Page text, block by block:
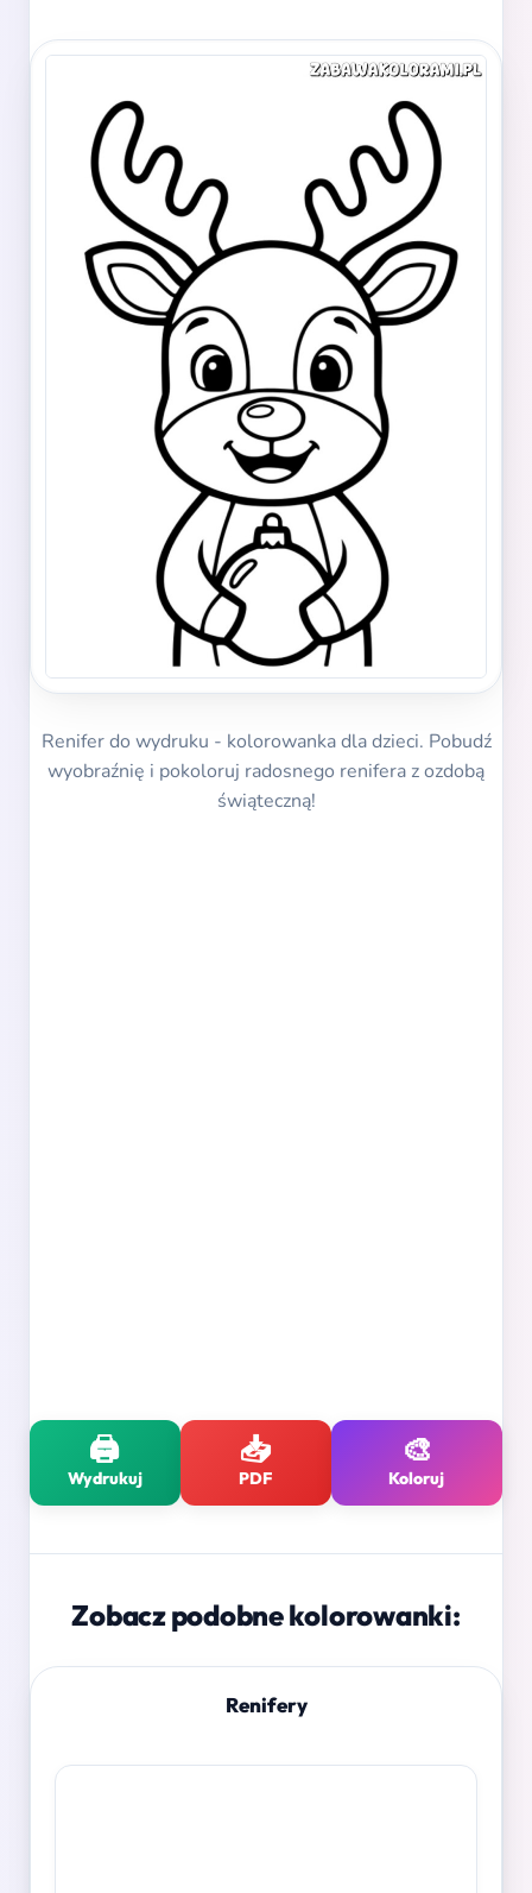
Renifer do wydruku - kolorowanka dla dzieci. Pobudź
wyobraźnię i pokoloruj radosnego renifera z ozdobą
świąteczną!
🖨️
Wydrukuj
📥
PDF
🎨
Koloruj
Zobacz podobne kolorowanki:
Renifery